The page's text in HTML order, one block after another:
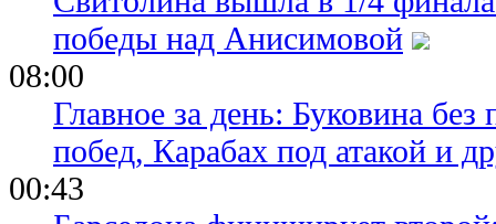
победы над Анисимовой
08:00
Главное за день: Буковина
побед, Карабах под атакой и
00:43